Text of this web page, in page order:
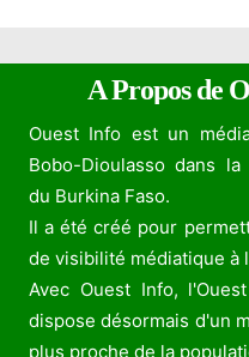
A Propos de
Ouest Info est un
Bobo-Dioulasso dans
du Burkina Faso.
Il a été créé pour
de visibilité médiatique à
Avec Ouest Info,
dispose désormais d'un
plus proche de la